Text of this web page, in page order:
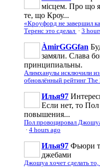
місцем. Про що
те, що Кроу...
«Кроуфорд не завершил
Теренс это сделал · 3
ÀmirGGGfan
замяли. Слава
принципиальны.
Алимханулы исключили
обновлённый рейтинг The
Илья97
Если нет, то Пол
повышения...
Пол провоцировал
· 4 hours ago
Илья97 Фьюри
джебами
Джошуа хочет сделать то,